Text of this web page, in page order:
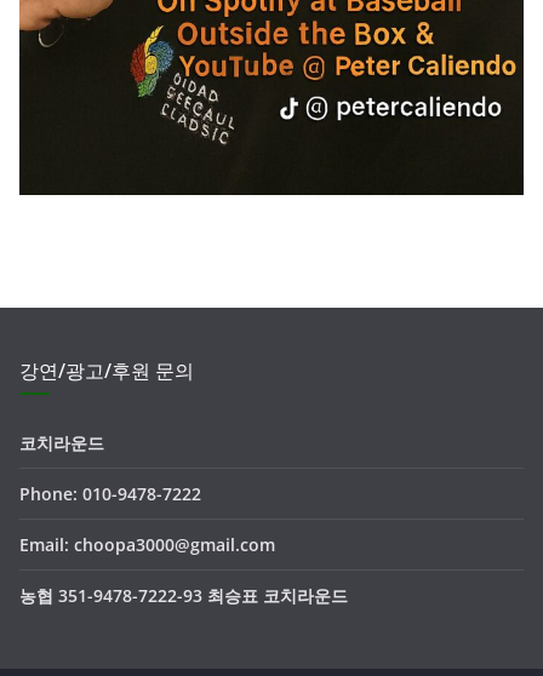
강연/광고/후원 문의
코치라운드
Phone: 010-9478-7222
Email: choopa3000@gmail.com
농협 351-9478-7222-93 최승표 코치라운드